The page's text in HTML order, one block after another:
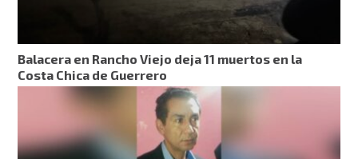
Balacera en Rancho Viejo deja 11 muertos en la
Costa Chica de Guerrero